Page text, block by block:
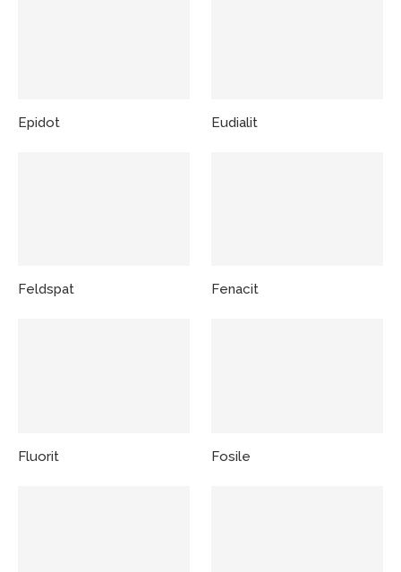
Epidot Eudialit
Feldspat Fenacit
Fluorit Fosile